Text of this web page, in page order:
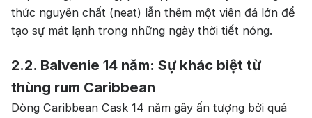
thức nguyên chất (neat) lẫn thêm một viên đá lớn để
tạo sự mát lạnh trong những ngày thời tiết nóng.
2.2. Balvenie 14 năm: Sự khác biệt từ
thùng rum Caribbean
Dòng Caribbean Cask 14 năm gây ấn tượng bởi quá